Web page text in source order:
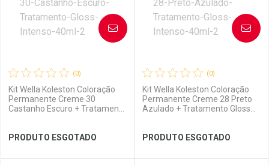
Ver Desconto Convênio Ver Desconto Convênio
(0)
Kit Wella Koleston Coloração
Permanente Creme 30
Castanho Escuro + Tratamento
PRODUTO ESGOTADO
AVISE-ME
(0)
Kit Wella Koleston Coloração
Permanente Creme 28 Preto
Azulado + Tratamento Gloss
PRODUTO ESGOTADO
AVISE-ME